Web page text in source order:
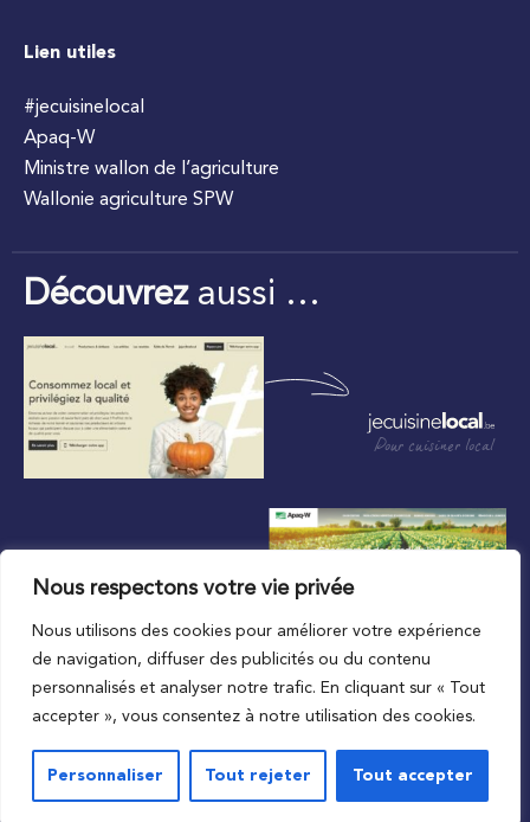
Nous respectons votre vie privée
Nous utilisons des cookies pour améliorer votre expérience
de navigation, diffuser des publicités ou du contenu
personnalisés et analyser notre trafic. En cliquant sur « Tout
accepter », vous consentez à notre utilisation des cookies.
Personnaliser Tout rejeter Tout accepter
Lien utiles
#jecuisinelocal
Apaq-W
Ministre wallon de l’agriculture
Wallonie agriculture SPW
Découvrezaussi …
Pour cuisiner local
Au plus proche du local
Vie privée
Conditions de l’accord d’utilisation